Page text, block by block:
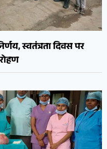
स्वतंत्रता दिवस पर